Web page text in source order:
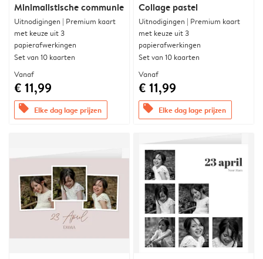
Minimalistische communie
Uitnodigingen | Premium kaart
met keuze uit 3
papierafwerkingen
Set van 10 kaarten
Vanaf
€ 11,99
offers Elke dag lage prijzen
Collage pastel
Uitnodigingen | Premium kaart
met keuze uit 3
papierafwerkingen
Set van 10 kaarten
Vanaf
€ 11,99
offers Elke dag lage prijzen